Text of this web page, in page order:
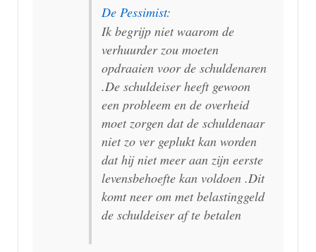
De Pessimist:
Ik begrijp niet waarom de
verhuurder zou moeten
opdraaien voor de schuldenaren
.De schuldeiser heeft gewoon
een probleem en de overheid
moet zorgen dat de schuldenaar
niet zo ver geplukt kan worden
dat hij niet meer aan zijn eerste
levensbehoefte kan voldoen .Dit
komt neer om met belastinggeld
de schuldeiser af te betalen